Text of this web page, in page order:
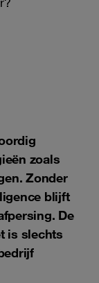
zoals
Zonder
blijft
De
is slechts